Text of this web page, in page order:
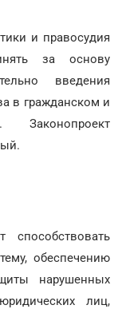
и правосудия
за основу
введения
в гражданском и
Законопроект
способствовать
обеспечению
нарушенных
лиц,